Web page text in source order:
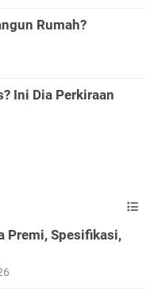
Rumah?
Ini Dia Perkiraan
Premi, Spesifikasi,